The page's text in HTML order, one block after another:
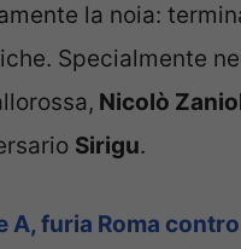
la noia:
Specialmente
Nicolò
Sirigu.
A, furia Roma